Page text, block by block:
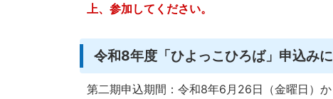
上、参加してください。
令和8年度「ひよっこひろば」申込み
第二期申込期間：令和8年6月26日（金曜日）